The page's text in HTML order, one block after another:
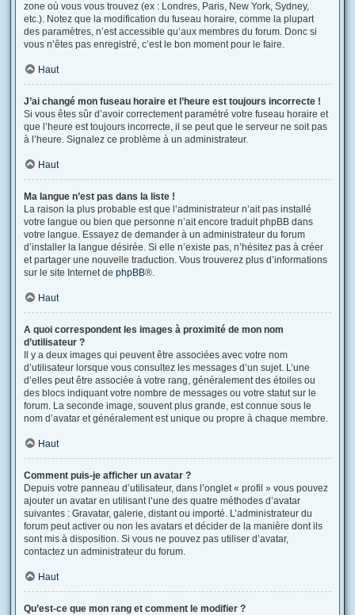
zone où vous vous trouvez (ex : Londres, Paris, New York, Sydney,
etc.). Notez que la modification du fuseau horaire, comme la plupart
des paramètres, n’est accessible qu’aux membres du forum. Donc si
vous n’êtes pas enregistré, c’est le bon moment pour le faire.
Haut
J’ai changé mon fuseau horaire et l’heure est toujours incorrecte !
Si vous êtes sûr d’avoir correctement paramétré votre fuseau horaire et
que l’heure est toujours incorrecte, il se peut que le serveur ne soit pas
à l’heure. Signalez ce problème à un administrateur.
Haut
Ma langue n’est pas dans la liste !
La raison la plus probable est que l’administrateur n’ait pas installé
votre langue ou bien que personne n’ait encore traduit phpBB dans
votre langue. Essayez de demander à un administrateur du forum
d’installer la langue désirée. Si elle n’existe pas, n’hésitez pas à créer
et partager une nouvelle traduction. Vous trouverez plus d’informations
sur le site Internet de phpBB®.
Haut
A quoi correspondent les images à proximité de mon nom
d’utilisateur ?
Il y a deux images qui peuvent être associées avec votre nom
d’utilisateur lorsque vous consultez les messages d’un sujet. L’une
d’elles peut être associée à votre rang, généralement des étoiles ou
des blocs indiquant votre nombre de messages ou votre statut sur le
forum. La seconde image, souvent plus grande, est connue sous le
nom d’avatar et généralement est unique ou propre à chaque membre.
Haut
Comment puis-je afficher un avatar ?
Depuis votre panneau d’utilisateur, dans l’onglet « profil » vous pouvez
ajouter un avatar en utilisant l’une des quatre méthodes d’avatar
suivantes : Gravatar, galerie, distant ou importé. L’administrateur du
forum peut activer ou non les avatars et décider de la manière dont ils
sont mis à disposition. Si vous ne pouvez pas utiliser d’avatar,
contactez un administrateur du forum.
Haut
Qu’est-ce que mon rang et comment le modifier ?